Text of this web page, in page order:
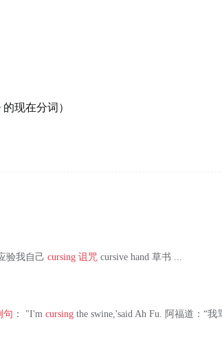
现在分词）
验我自己cursing 诅咒 cursive hand 草书 ...
句 ： "I'mcursing the swine,'said Ah Fu. 阿福道：“我